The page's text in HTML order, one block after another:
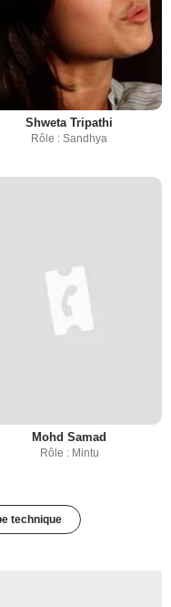
Shweta Tripathi
Rôle : Sandhya
Mohd Samad
Rôle : Mintu
technique